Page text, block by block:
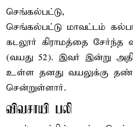
செங்கல்பட்டு,
செங்கல்பட்டு மாவட்டம்
கடலூர் கிராமத்தை சேர்ந்த
(வயது 52). இவர் இன்று
உள்ள தனது வயலுக்கு
சென்றுள்ளார்.
விவசாயி பலி